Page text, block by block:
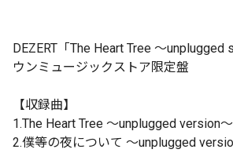
DEZERT「The Heart Tree ～unplugged
ウンミュージックストア限定盤
【収録曲】
1.The Heart Tree ～unplugged version～
2.僕等の夜について ～unplugged